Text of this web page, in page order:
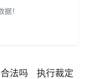
！
法吗
执行裁定